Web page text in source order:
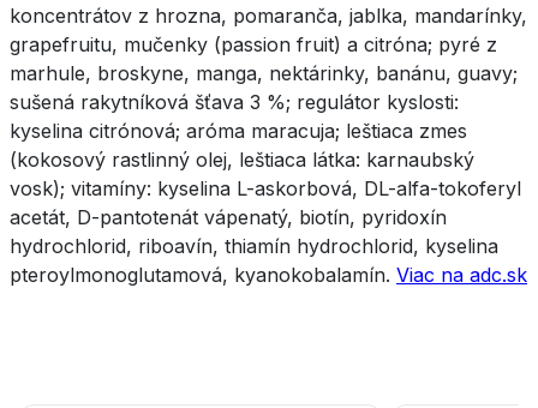
koncentrátov z hrozna, pomaranča, jablka, mandarínky,
grapefruitu, mučenky (passion fruit) a citróna; pyré z
marhule, broskyne, manga, nektárinky, banánu, guavy;
sušená rakytníková šťava 3 %; regulátor kyslosti:
kyselina citrónová; aróma maracuja; leštiaca zmes
(kokosový rastlinný olej, leštiaca látka: karnaubský
vosk); vitamíny: kyselina L-askorbová, DL-alfa-tokoferyl
acetát, D-pantotenát vápenatý, biotín, pyridoxín
hydrochlorid, riboavín, thiamín hydrochlorid, kyselina
pteroylmonoglutamová, kyanokobalamín. Viac na adc.sk